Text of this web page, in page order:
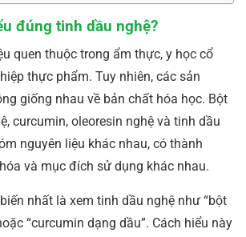
đúng tinh dầu nghệ?
quen thuộc trong ẩm thực, y học cổ
thực phẩm. Tuy nhiên, các sản
giống nhau về bản chất hóa học. Bột
curcumin, oleoresin nghệ và tinh dầu
nguyên liệu khác nhau, có thành
và mục đích sử dụng khác nhau.
nhất là xem tinh dầu nghệ như “bột
“curcumin dạng dầu”. Cách hiểu này